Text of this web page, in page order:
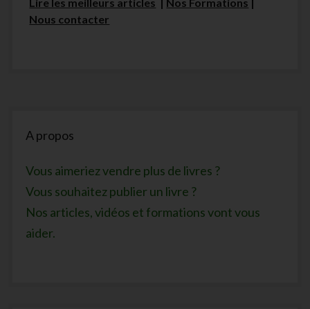
Nous contacter
A propos
Vous aimeriez vendre plus de livres ?
Vous souhaitez publier un livre ?
Nos articles, vidéos et formations vont vous
aider.